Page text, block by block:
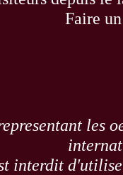
Faire
les
interdit